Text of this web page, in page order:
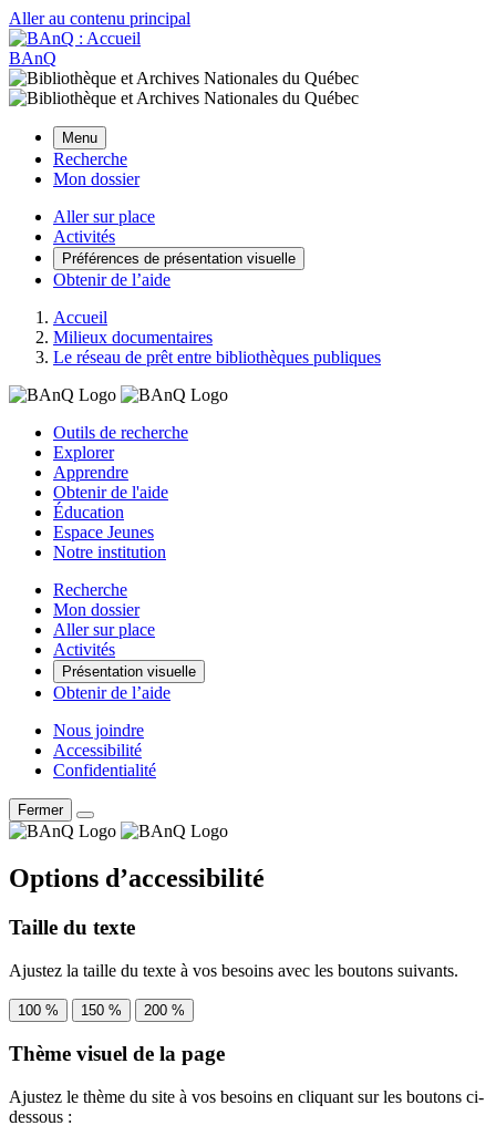
Aller au contenu principal
BAnQ
Menu
Recherche
Mon dossier
Aller sur place
Activités
Préférences de présentation visuelle
Obtenir de l’aide
Accueil
Milieux documentaires
Le réseau de prêt entre bibliothèques publiques
Outils de recherche
Explorer
Apprendre
Obtenir de l'aide
Éducation
Espace Jeunes
Notre institution
Recherche
Mon dossier
Aller sur place
Activités
Présentation visuelle
Obtenir de l’aide
Nous joindre
Accessibilité
Confidentialité
Fermer
Options d’accessibilité
Taille du texte
Ajustez la taille du texte à vos besoins avec les boutons suivants.
100 % 150 % 200 %
Thème visuel de la page
Ajustez le thème du site à vos besoins en cliquant sur les boutons ci-
dessous :